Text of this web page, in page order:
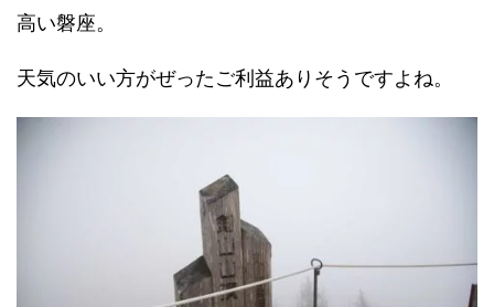
高い磐座。
天気のいい方がぜったご利益ありそうですよね。